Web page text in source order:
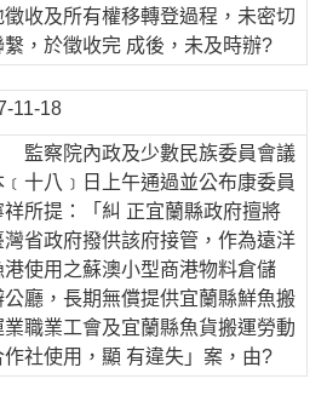
徵收及所有權移轉登過程，未密切
繫，於徵收完 成後，未及時辦?
11-18
察院內政及少數民族委員會議
﹝十八﹞日上午通過並公布康委員
祥所提：「糾 正宜蘭縣政府擅將
灣省政府撥供該府接管，作為遠洋
港使用之蘇澳小型商港物料倉儲
公廳，長期無償提供宜蘭縣鮮魚搬
業職業工會及宜蘭縣魚貨搬運勞動
作社使用，顯 有違失」案，由?